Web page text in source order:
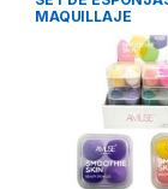
MAQUILLAJE